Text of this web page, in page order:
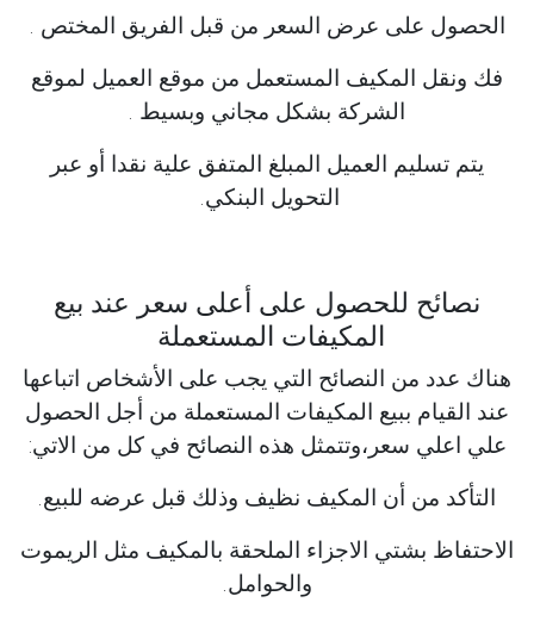
الحصول على عرض السعر من قبل الفريق المختص .
فك ونقل المكيف المستعمل من موقع العميل لموقع
الشركة بشكل مجاني وبسيط .
يتم تسليم العميل المبلغ المتفق علية نقدا أو عبر
التحويل البنكي.
نصائح للحصول على أعلى سعر عند بيع
المكيفات المستعملة
هناك عدد من النصائح التي يجب على الأشخاص اتباعها
عند القيام ببيع المكيفات المستعملة من أجل الحصول
علي اعلي سعر،وتتمثل هذه النصائح في كل من الاتي:
التأكد من أن المكيف نظيف وذلك قبل عرضه للبيع.
الاحتفاظ بشتي الاجزاء الملحقة بالمكيف مثل الريموت
والحوامل.